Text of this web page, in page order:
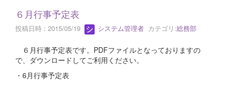
６月行事予定表
投稿日時 : 2015/05/19 システム管理者 カテゴリ:総務部
６月行事予定表です。PDFファイルとなっておりますの
で、ダウンロードしてご利用ください。
・6月行事予定表